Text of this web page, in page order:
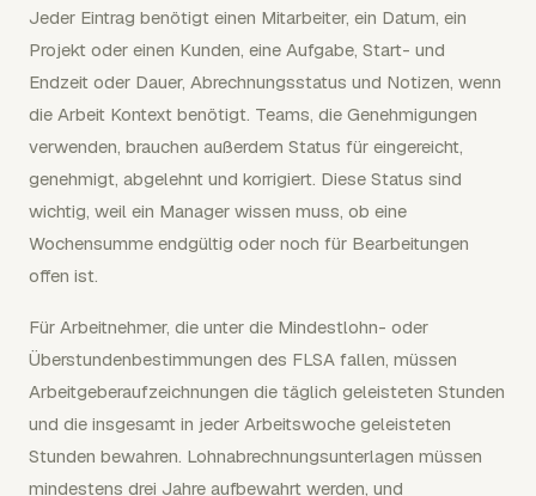
Jeder Eintrag benötigt einen Mitarbeiter, ein Datum, ein
Projekt oder einen Kunden, eine Aufgabe, Start- und
Endzeit oder Dauer, Abrechnungsstatus und Notizen, wenn
die Arbeit Kontext benötigt. Teams, die Genehmigungen
verwenden, brauchen außerdem Status für eingereicht,
genehmigt, abgelehnt und korrigiert. Diese Status sind
wichtig, weil ein Manager wissen muss, ob eine
Wochensumme endgültig oder noch für Bearbeitungen
offen ist.
Für Arbeitnehmer, die unter die Mindestlohn- oder
Überstundenbestimmungen des FLSA fallen, müssen
Arbeitgeberaufzeichnungen die täglich geleisteten Stunden
und die insgesamt in jeder Arbeitswoche geleisteten
Stunden bewahren. Lohnabrechnungsunterlagen müssen
mindestens drei Jahre aufbewahrt werden, und